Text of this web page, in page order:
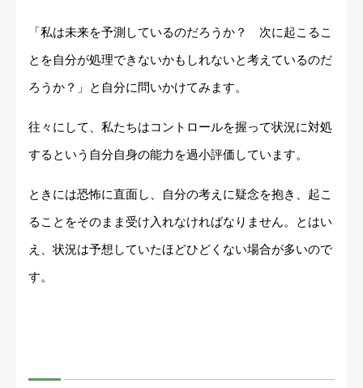
「私は未来を予測しているのだろうか？ 次に起こるこ
とを自分が処理できないかもしれないと考えているのだ
ろうか？」と自分に問いかけてみます。
往々にして、私たちはコントロールを握って状況に対処
するという自分自身の能力を過小評価しています。
ときには恐怖に直面し、自分の考えに疑念を抱き、起こ
ることをそのまま受け入れなければなりません。とはい
え、状況は予想していたほどひどくない場合が多いので
す。